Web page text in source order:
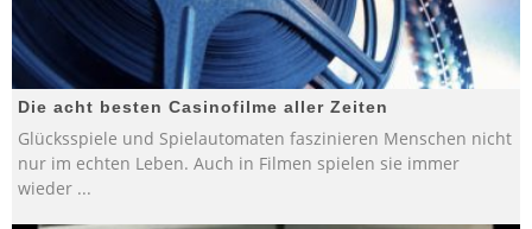
Die acht besten Casinofilme aller Zeiten
Glücksspiele und Spielautomaten faszinieren Menschen nicht
nur im echten Leben. Auch in Filmen spielen sie immer
wieder ...